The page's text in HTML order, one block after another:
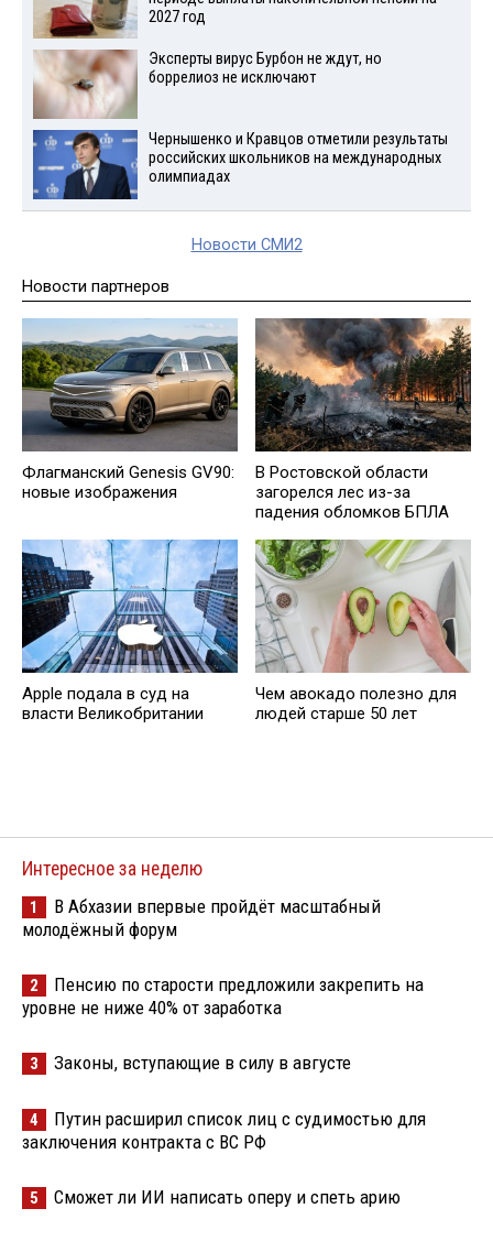
2027 год
Эксперты вирус Бурбон не ждут, но
боррелиоз не исключают
Чернышенко и Кравцов отметили результаты
российских школьников на международных
олимпиадах
Новости СМИ2
Новости партнеров
Флагманский Genesis GV90:
новые изображения
В Ростовской области
загорелся лес из-за
падения обломков БПЛА
Apple подала в суд на
власти Великобритании
Чем авокадо полезно для
людей старше 50 лет
Интересное за неделю
1
В Абхазии впервые пройдёт масштабный
молодёжный форум
2
Пенсию по старости предложили закрепить на
уровне не ниже 40% от заработка
3 Законы, вступающие в силу в августе
4
Путин расширил список лиц с судимостью для
заключения контракта с ВС РФ
5 Сможет ли ИИ написать оперу и спеть арию